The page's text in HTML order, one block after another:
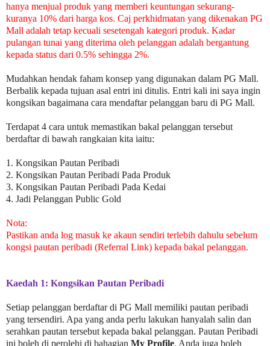
hanya menjual produk yang memberi keuntungan sekurang-
kuranya 10% dari harga kos. Caj perkhidmatan yang dikenakan PG
Mall adalah tetap kecuali sesetengah kategori produk. Kadar
pulangan tunai yang diterima oleh pelanggan adalah bergantung
kepada status dari 0.5% sehingga 2%.
Mudahkan hendak faham konsep yang digunakan dalam PG Mall.
Berbalik kepada tujuan asal entri ini ditulis. Entri kali ini saya ingin
kongsikan bagaimana cara mendaftar pelanggan baru di PG Mall.
Terdapat 4 cara untuk memastikan bakal pelanggan tersebut
berdaftar di bawah rangkaian kita iaitu:
1. Kongsikan Pautan Peribadi
2. Kongsikan Pautan Peribadi Pada Produk
3. Kongsikan Pautan Peribadi Pada Kedai
4. Jadi Pelanggan Public Gold
Nota:
Pastikan anda log masuk ke akaun sendiri terlebih dahulu sebelum
kongsi pautan peribadi (Referral Link) kepada bakal pelanggan.
Kaedah 1: Kongsikan Pautan Peribadi
Setiap pelanggan berdaftar di PG Mall memiliki pautan peribadi
yang tersendiri. Apa yang anda perlu lakukan hanyalah salin dan
serahkan pautan tersebut kepada bakal pelanggan. Pautan Peribadi
ini boleh di perolehi di bahagian My Profile. Anda juga boleh